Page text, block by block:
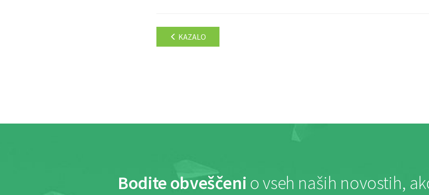
KAZALO
Bodite obveščeni o vseh naših novostih,